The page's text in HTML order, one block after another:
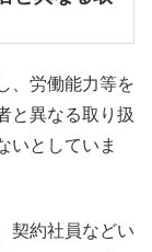
、労働能力等を
と異なる取り扱
いとしていま
契約社員などい